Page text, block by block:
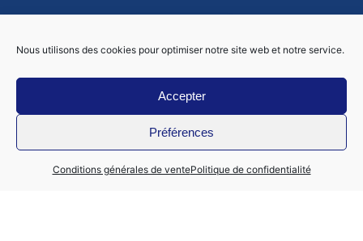
Nous utilisons des cookies pour optimiser notre site web et notre service.
Accepter
Préférences
Conditions générales de ventePolitique de confidentialité
Nous contacter